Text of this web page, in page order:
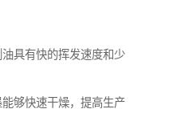
具有快的挥发速度和少
够快速干燥，提高生产